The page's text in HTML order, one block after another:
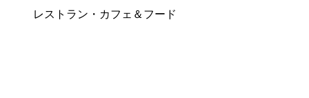
レストラン・カフェ＆フード